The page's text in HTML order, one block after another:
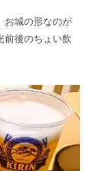
お城の形なのが
前後のちょい飲